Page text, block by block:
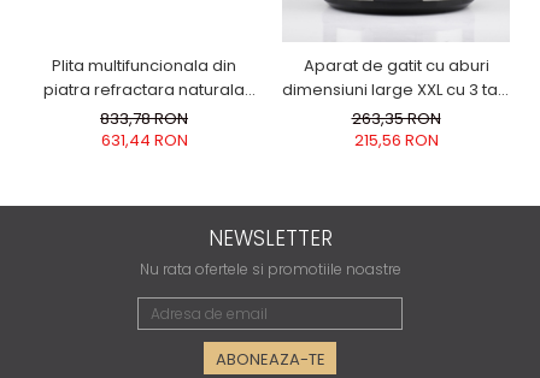
Plita multifuncionala din
piatra refractara naturala
pentru copt paine lipii,
crescentine italienesti,
22 cm G3Ferrari Tigella
833,78 RON
631,44 RON
Aparat de gatit cu aburi
dimensiuni large XXL cu 3 tavi
de 4l si vas orez de 1l, corp
din inox, timer, capac anti-
263,35 RON
215,56 RON
NEWSLETTER
Nu rata ofertele si promotiile noastre